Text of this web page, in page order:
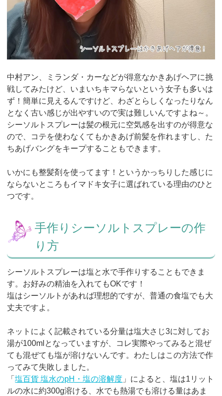
中村アン、ミランダ・カーなどが得意なかきあげヘアに挑
戦してみたけど、いまいちキマらないという女子も多いは
ず！簡単に見えるんですけど、わざとらしくなったりなん
となく古い感じが出やすいので実は難しいんですよね～。
シーソルトスプレーは髪の根元に空気感を出すのが得意な
ので、コテを使わなくてもかきあげ前髪を作れますし、た
ちあげバングをキープすることもできます。
いかにも整髪剤を使ってます！というかっちりした感じに
ならないところもイマドキ女子に選ばれている理由のひと
つです。
手作りシーソルトスプレーの作
り方
シーソルトスプレーは塩と水で手作りすることもできま
す。お好みの精油を入れてもOKです！
塩はシーソルトがあれば理想的ですが、普通の食塩でも大
丈夫ですよ。
ネットによく記載されている分量は塩大さじ3に対してお
湯が100mlとなっていますが、コレ実際やってみると混ぜ
ても混ぜても塩が溶けないんです。わたしはこの方法で作
ってみて失敗しました。
「塩百貨 塩水のpH・塩の溶解度 」によると、塩は1リット
ルの水に約300g溶ける、水でも熱湯でも溶ける量はあま